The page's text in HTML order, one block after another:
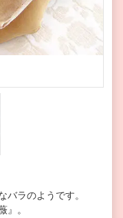
バラのようです。
』。